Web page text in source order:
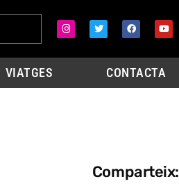
VIATGES CONTACTA
Comparteix: